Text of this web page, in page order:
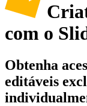
com o
Obtenha
editáveis